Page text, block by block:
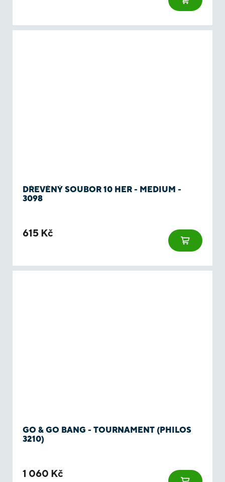
DŘEVĚNÝ SOUBOR 10 HER - MEDIUM -
3098
615 Kč
GO & GO BANG - TOURNAMENT (PHILOS
3210)
1 060 Kč